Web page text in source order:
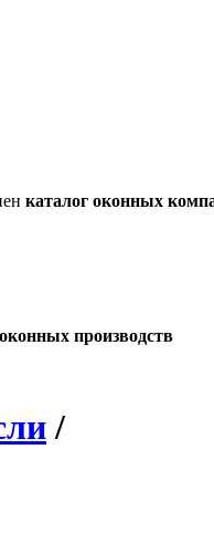
каталог оконных
оконных производств
/